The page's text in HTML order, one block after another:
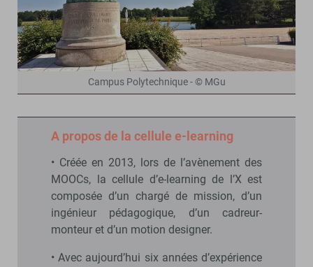
Campus Polytechnique - © MGu
A propos de la cellule e-learning
• Créée en 2013, lors de l’avènement des
MOOCs, la cellule d’e-learning de l’X est
composée d’un chargé de mission, d’un
ingénieur pédagogique, d’un cadreur-
monteur et d’un motion designer.
• Avec aujourd’hui six années d’expérience